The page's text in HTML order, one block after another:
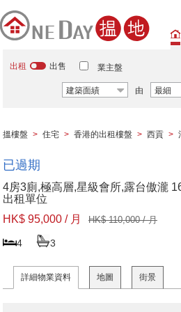
出租 出售 業主盤
建築面績 由 最細
搵樓盤 > 住宅 > 香港的出租樓盤 > 西貢 >
已過期
4房3廁,極高層,星級會所,露台傲瀧
出租單位
HK$ 95,000 / 月
HK$ 110,000 / 月
4 3
詳細物業資料 地圖 街景